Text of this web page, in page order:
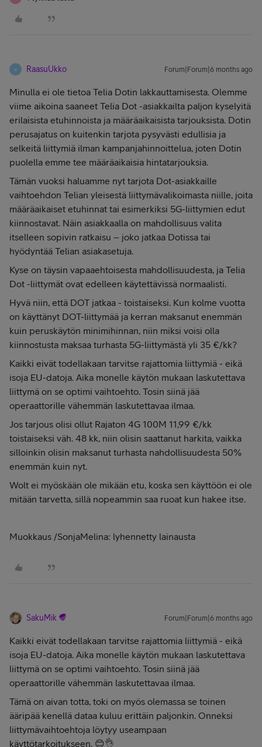
R RaasuUkko Forum|Forum|6 months ago
Minulla ei ole tietoa Telia Dotin lakkauttamisesta. Olemme
viime aikoina saaneet Telia Dot -asiakkailta paljon kyselyitä
erilaisista etuhinnoista ja määräaikaisista tarjouksista. Dotin
perusajatus on kuitenkin tarjota pysyvästi edullisia ja
selkeitä liittymiä ilman kampanjahinnoittelua, joten Dotin
puolella emme tee määräaikaisia hintatarjouksia.
Tämän vuoksi haluamme nyt tarjota Dot-asiakkaille
vaihtoehdon Telian yleisestä liittymävalikoimasta niille, joita
määräaikaiset etuhinnat tai esimerkiksi 5G-liittymien edut
kiinnostavat. Näin asiakkaalla on mahdollisuus valita
itselleen sopivin ratkaisu – joko jatkaa Dotissa tai
hyödyntää Telian asiakasetuja.
Kyse on täysin vapaaehtoisesta mahdollisuudesta, ja Telia
Dot -liittymät ovat edelleen käytettävissä normaalisti.
Hyvä niin, että DOT jatkaa - toistaiseksi. Kun kolme vuotta
on käyttänyt DOT-liittymää ja kerran maksanut enemmän
kuin peruskäytön minimihinnan, niin miksi voisi olla
kiinnostusta maksaa turhasta 5G-liittymästä yli 35 €/kk?
Kaikki eivät todellakaan tarvitse rajattomia liittymiä - eikä
isoja EU-datoja. Aika monelle käytön mukaan laskutettava
liittymä on se optimi vaihtoehto. Tosin siinä jää
operaattorille vähemmän laskutettavaa ilmaa.
Jos tarjous olisi ollut Rajaton 4G 100M 11,99 €/kk
toistaiseksi väh. 48 kk, niin olisin saattanut harkita, vaikka
silloinkin olisin maksanut turhasta nahdollisuudesta 50%
enemmän kuin nyt.
Wolt ei myöskään ole mikään etu, koska sen käyttöön ei ole
mitään tarvetta, sillä nopeammin saa ruoat kun hakee itse.
Muokkaus /SonjaMelina: lyhennetty lainausta
SakuMik Forum|Forum|6 months ago
Kaikki eivät todellakaan tarvitse rajattomia liittymiä - eikä
isoja EU-datoja. Aika monelle käytön mukaan laskutettava
liittymä on se optimi vaihtoehto. Tosin siinä jää
operaattorille vähemmän laskutettavaa ilmaa.
Tämä on aivan totta, toki on myös olemassa se toinen
ääripää kenellä dataa kuluu erittäin paljonkin. Onneksi
liittymävaihtoehtoja löytyy useampaan
käyttötarkoitukseen. 😊👌